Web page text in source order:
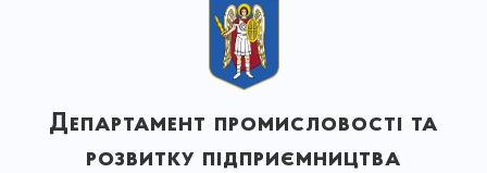
Департамент промисловості та
розвитку підприємництва